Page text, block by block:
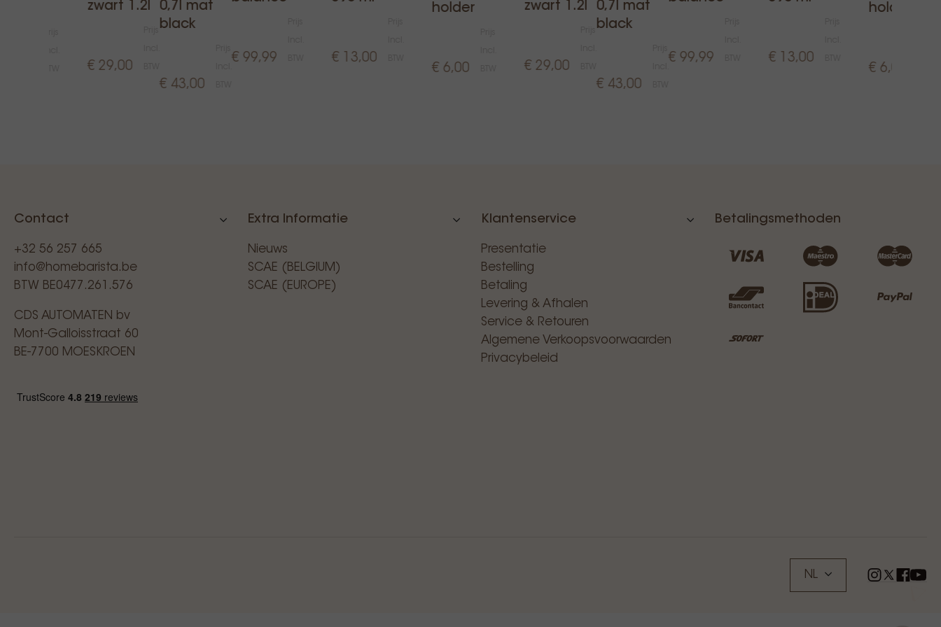
zwart 1.2l
€ 29,00
0,7l mat
black
€ 43,00
€ 99,99 € 13,00
holder
€ 6,00
zwart 1.2l
€ 29,00
0,7l mat
black
€ 43,00
€ 99,99 € 13,00
holder
€ 6,00
Contact
+32 56 257 665
info@homebarista.be
BTW BE0477.261.576
CDS AUTOMATEN bv
Mont-Galloisstraat 60
BE-7700 MOESKROEN
Extra Informatie
Nieuws
SCAE (BELGIUM)
SCAE (EUROPE)
Klantenservice
Presentatie
Bestelling
Betaling
Levering & Afhalen
Service & Retouren
Algemene Verkoopsvoorwaarden
Privacybeleid
Betalingsmethoden
NL